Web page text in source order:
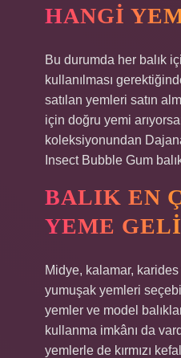
HANGI
Bu durumda her balık
kullanılması
satılan yemleri satın
için doğru yemi
koleksiyonundan
Insect Bubble Gum
BALIK EN
YEME
Midye, kalamar,
yumuşak yemleri
yemler ve model
kullanma imkânı da
yemlerle de kırmızı